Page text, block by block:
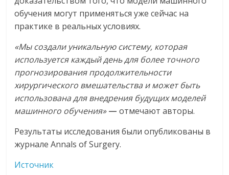
обучения могут применяться уже сейчас на
практике в реальных условиях.
«Мы создали уникальную систему, которая
используется каждый день для более точного
прогнозирования продолжительности
хирургического вмешательства и может быть
использована для внедрения будущих моделей
машинного обучения» — отмечают авторы.
Результаты исследования были опубликованы в
журнале Annals of Surgery.
Источник